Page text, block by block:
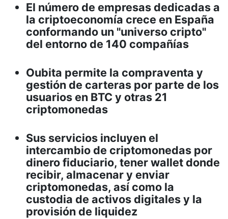
El número de empresas dedicadas a
la criptoeconomía crece en España
conformando un "universo cripto"
del entorno de 140 compañías
Oubita permite la compraventa y
gestión de carteras por parte de los
usuarios en BTC y otras 21
criptomonedas
Sus servicios incluyen el
intercambio de criptomonedas por
dinero fiduciario, tener wallet donde
recibir, almacenar y enviar
criptomonedas, así como la
custodia de activos digitales y la
provisión de liquidez